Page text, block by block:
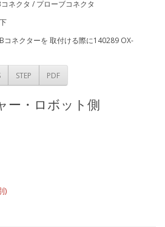
クタ / プローブコネクタ
クターを 取付ける際に140289 OX-
STEP PDF
ー・ロボット側